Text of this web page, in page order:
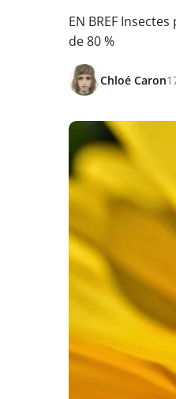
EN BREF
de 80 %
Chloé Caron